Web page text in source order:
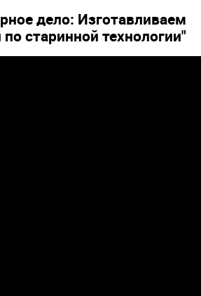
дело: Изготавливаем
старинной технологии"